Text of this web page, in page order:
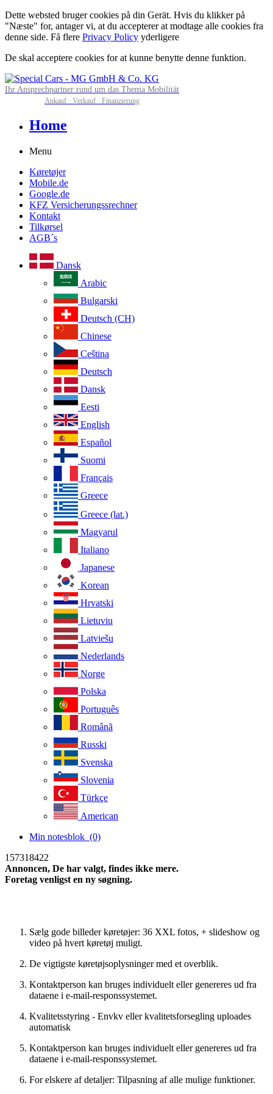
Dette websted bruger cookies på din Gerät. Hvis du klikker på
"Næste" for, antager vi, at du accepterer at modtage alle cookies fra
denne side. Få flere Privacy Policy yderligere
De skal acceptere cookies for at kunne benytte denne funktion.
Ihr Ansprechpartner rund um das Thema Mobilität
Ankauf · Verkauf · Finanzierung
Home
Menu
Køretøjer
Mobile.de
Google.de
KFZ Versicherungssrechner
Kontakt
Tilkørsel
AGB´s
Dansk
Arabic
Bulgarski
Deutsch (CH)
Chinese
Ceština
Deutsch
Dansk
Eesti
English
Español
Suomi
Français
Greece
Greece (lat.)
Magyarul
Italiano
Japanese
Korean
Hrvatski
Lietuviu
Latviešu
Nederlands
Norge
Polska
Português
Românã
Russki
Svenska
Slovenia
Türkçe
American
Min notesblok (0)
157318422
Annoncen, De har valgt, findes ikke mere.
Foretag venligst en ny søgning.
Sælg gode billeder køretøjer: 36 XXL fotos, + slideshow og
video på hvert køretøj muligt.
De vigtigste køretøjsoplysninger med et overblik.
Kontaktperson kan bruges individuelt eller genereres ud fra
dataene i e-mail-responssystemet.
Kvalitetsstyring - Envkv eller kvalitetsforsegling uploades
automatisk
Kontaktperson kan bruges individuelt eller genereres ud fra
dataene i e-mail-responssystemet.
For elskere af detaljer: Tilpasning af alle mulige funktioner.